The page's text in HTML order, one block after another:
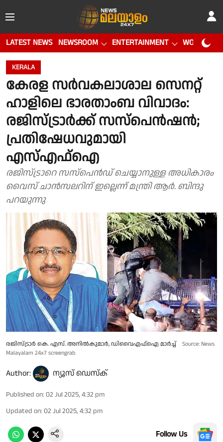
LATEST NEWS NEWSROOM ENTERTAINMENT WORLD CUP
KERALA
കേരള സർവകലാശാല സെനറ്റ്
ഹാളിലെ ഭാരതാംബ വിവാദം:
രജിസ്ട്രാർക്ക് സസ്പെൻഷൻ;
പ്രതിഷേധവുമായി
എസ്എഫ്ഐ
രജിസ്ട്രാറെ സസ്പെൻഡ് ചെയ്യാനുള്ള അധികാരം
വൈസ് ചാൻസലറിന് ഇല്ലെന്ന് മന്ത്രി ആർ. ബിന്ദു
പറയുന്നു
രജിസ്ട്രാർ കെ. എസ്. അനിൽകുമാർ, ഡിവൈഎഫ്ഐ മാർച്ച്
Source: News
Malayalam 24x7 screengrab
Author: ന്യൂസ് ഡെസ്ക്
Published on: 02 Jul 2025, 4:32 pm
Updated on: 02 Jul 2025, 4:32 pm
Follow Us